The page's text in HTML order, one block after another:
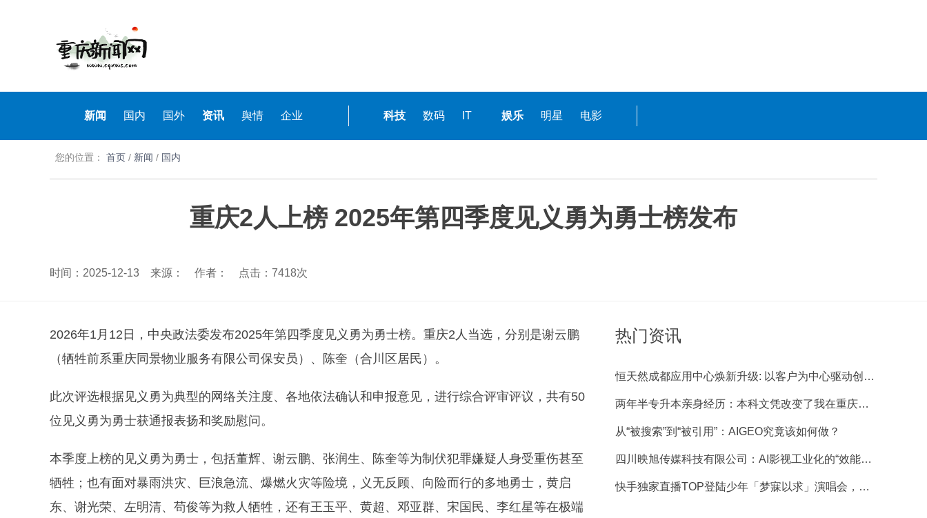
新闻 国内 国外 资讯 舆情 企业 科技 数码 IT 娱乐 明星 电影
您的位置： 首页 / 新闻 / 国内
重庆2人上榜 2025年第四季度见义勇为勇士榜发布
时间：2025-12-13 来源： 作者： 点击：7418次
2026年1月12日，中央政法委发布2025年第四季度见义勇为勇士榜。重庆2人当选，分别是谢云鹏
（牺牲前系重庆同景物业服务有限公司保安员）、陈奎（合川区居民）。
此次评选根据见义勇为典型的网络关注度、各地依法确认和申报意见，进行综合评审评议，共有50
位见义勇为勇士获通报表扬和奖励慰问。
本季度上榜的见义勇为勇士，包括董辉、谢云鹏、张润生、陈奎等为制伏犯罪嫌疑人身受重伤甚至
牺牲；也有面对暴雨洪灾、巨浪急流、爆燃火灾等险境，义无反顾、向险而行的多地勇士，黄启
东、谢光荣、左明清、苟俊等为救人牺牲，还有王玉平、黄超、邓亚群、宋国民、李红星等在极端
热门资讯
恒天然成都应用中心焕新升级: 以客户为中心驱动创新，蓄力在华增长
两年半专升本亲身经历：本科文凭改变了我在重庆的工作和生活
从“被搜索”到“被引用”：AIGEO究竟该如何做？
四川映旭传媒科技有限公司：AI影视工业化的“效能尖兵”
快手独家直播TOP登陆少年「梦寐以求」演唱会，多机位直击青岛演唱会舞台时刻